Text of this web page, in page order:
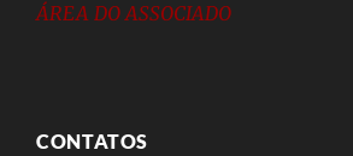
ÁREA DO ASSOCIADO
CONTATOS